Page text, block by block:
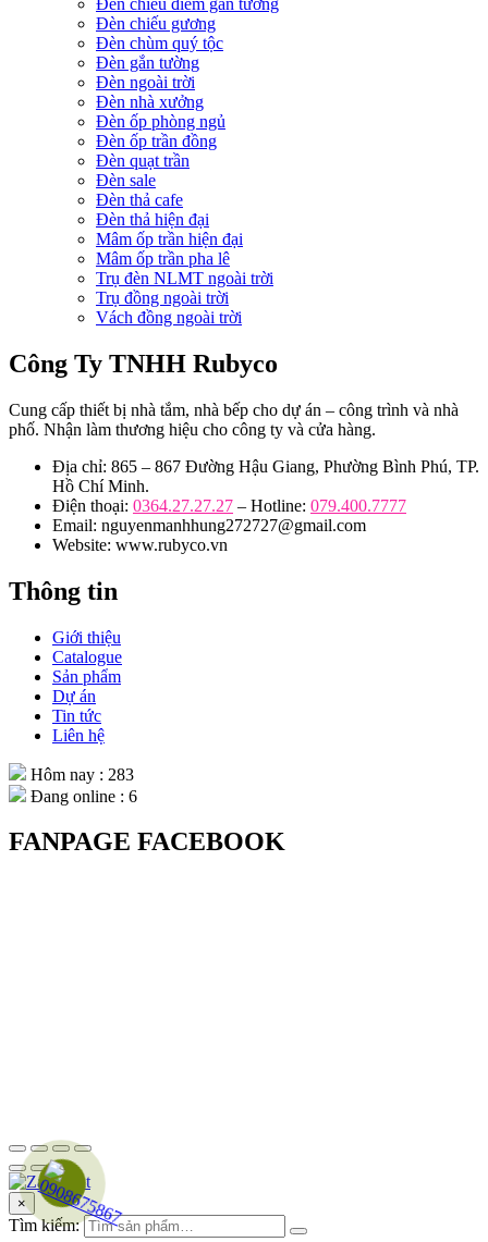
Đèn chiếu gương
Đèn chùm quý tộc
Đèn gắn tường
Đèn ngoài trời
Đèn nhà xưởng
Đèn ốp phòng ngủ
Đèn ốp trần đồng
Đèn quạt trần
Đèn sale
Đèn thả cafe
Đèn thả hiện đại
Mâm ốp trần hiện đại
Mâm ốp trần pha lê
Trụ đèn NLMT ngoài trời
Trụ đồng ngoài trời
Vách đồng ngoài trời
Công Ty TNHH Rubyco
Cung cấp thiết bị nhà tắm, nhà bếp cho dự án – công trình và nhà
phố. Nhận làm thương hiệu cho công ty và cửa hàng.
Địa chỉ: 865 – 867 Đường Hậu Giang, Phường Bình Phú, TP.
Hồ Chí Minh.
Điện thoại: 0364.27.27.27 – Hotline: 079.400.7777
Email: nguyenmanhhung272727@gmail.com
Website: www.rubyco.vn
Thông tin
Giới thiệu
Catalogue
Sản phẩm
Dự án
Tin tức
Liên hệ
Hôm nay : 283
Đang online : 6
FANPAGE FACEBOOK
×
Tìm kiếm: